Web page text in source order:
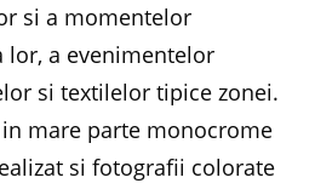
si a momentelor
a evenimentelor
si textilelor tipice zonei.
mare parte monocrome
si fotografii colorate